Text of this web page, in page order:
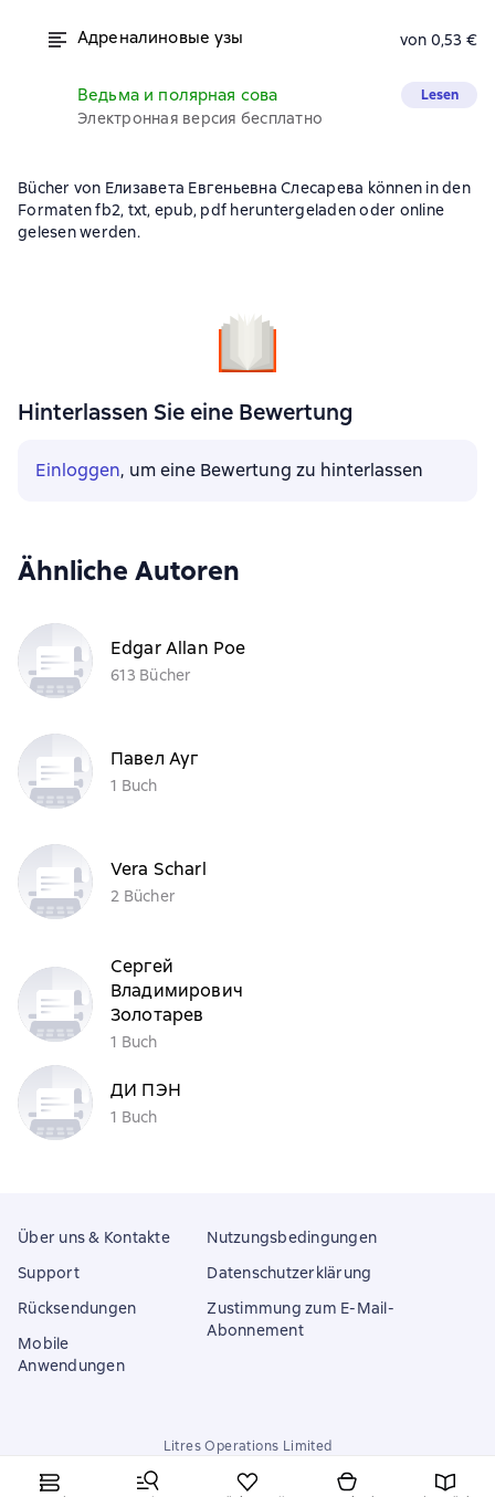
Адреналиновые узы von 0,53 €
Ведьма и полярная сова
Электронная версия бесплатно
Lesen
Bücher von Елизавета Евгеньевна Слесарева können in den
Formaten fb2, txt, epub, pdf heruntergeladen oder online
gelesen werden.
Hinterlassen Sie eine Bewertung
Einloggen, um eine Bewertung zu hinterlassen
Ähnliche Autoren
Edgar Allan Poe
613 Bücher
Павел Ауг
1 Buch
Vera Scharl
2 Bücher
Сергей
Владимирович
Золотарев
1 Buch
ДИ ПЭН
1 Buch
Über uns & Kontakte
Support
Rücksendungen
Mobile
Anwendungen
Nutzungsbedingungen
Datenschutzerklärung
Zustimmung zum E-Mail-
Abonnement
Litres Operations Limited